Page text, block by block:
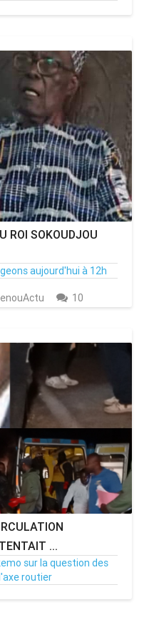
0
ROI SOKOUDJOU
aujourd'hui à 12h
10
...
sur la question des
routier
0